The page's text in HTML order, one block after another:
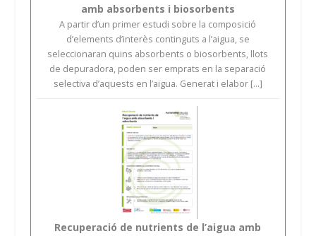
amb absorbents i biosorbents
A partir d’un primer estudi sobre la composició
d’elements d’interès continguts a l’aigua, se
seleccionaran quins absorbents o biosorbents, llots
de depuradora, poden ser emprats en la separació
selectiva d’aquests en l’aigua. Generat i elabor [...]
Recuperació de nutrients de l’aigua amb